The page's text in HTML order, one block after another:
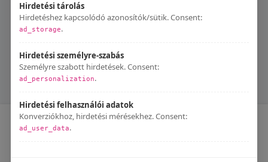
Hirdetési tárolás
Hirdetéshez kapcsolódó azonosítók/sütik. Consent:
ad_storage.
Hirdetési személyre-szabás
Személyre szabott hirdetések. Consent:
ad_personalization.
Hirdetési felhasználói adatok
Konverziókhoz, hirdetési mérésekhez. Consent:
ad_user_data.
QUADRIFIT 500 EFT
Kapcsolat Blog Elállás a szerződéstől